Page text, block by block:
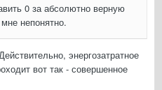
0 за абсолютно верную
непонятно.
энергозатратное
вот так - совершенное